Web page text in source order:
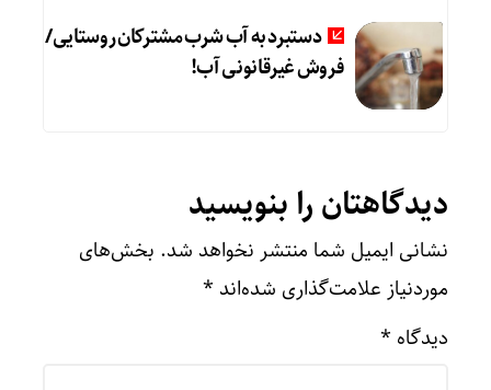
دستبرد به آب شرب مشترکان روستایی/
فروش غیرقانونی آب!
دیدگاهتان را بنویسید
نشانی ایمیل شما منتشر نخواهد شد. بخش‌های
موردنیاز علامت‌گذاری شده‌اند *
دیدگاه *